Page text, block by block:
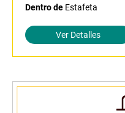
Dentro de Estafeta
Ver Detalles